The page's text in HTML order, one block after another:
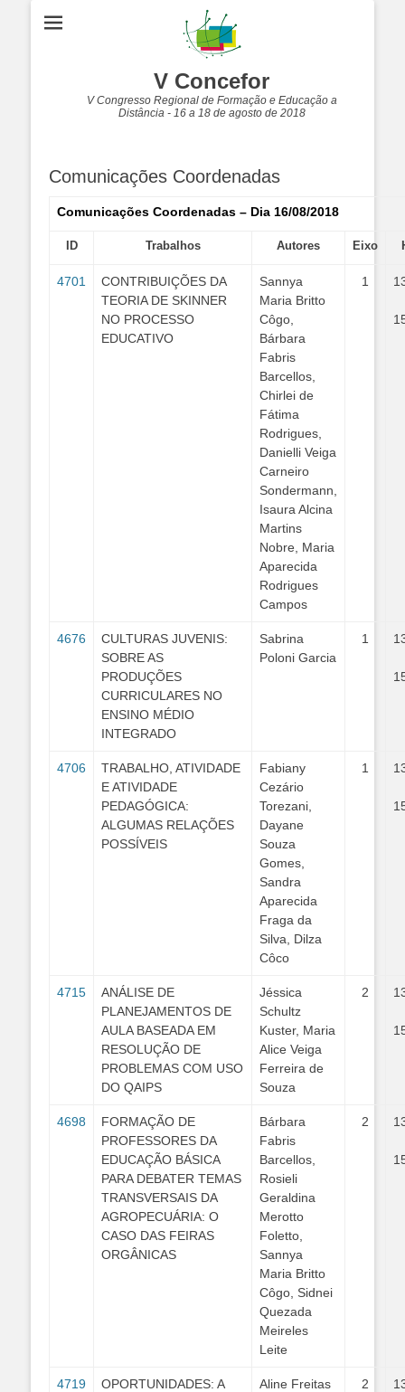
V Concefor
V Congresso Regional de Formação e Educação a
Distância - 16 a 18 de agosto de 2018
Comunicações Coordenadas
Comunicações Coordenadas – Dia 16/08/2018
ID Trabalhos Autores Eixo
4701
CONTRIBUIÇÕES DA
TEORIA DE SKINNER
NO PROCESSO
EDUCATIVO
Sannya
Maria Britto
Côgo,
Bárbara
Fabris
Barcellos,
Chirlei de
Fátima
Rodrigues,
Danielli Veiga
Carneiro
Sondermann,
Isaura Alcina
Martins
Nobre, Maria
Aparecida
Rodrigues
Campos
1
4676
CULTURAS JUVENIS:
SOBRE AS
PRODUÇÕES
CURRICULARES NO
ENSINO MÉDIO
INTEGRADO
Sabrina
Poloni Garcia
1
4706
TRABALHO, ATIVIDADE
E ATIVIDADE
PEDAGÓGICA:
ALGUMAS RELAÇÕES
POSSÍVEIS
Fabiany
Cezário
Torezani,
Dayane
Souza
Gomes,
Sandra
Aparecida
Fraga da
Silva, Dilza
Côco
1
4715
ANÁLISE DE
PLANEJAMENTOS DE
AULA BASEADA EM
RESOLUÇÃO DE
PROBLEMAS COM USO
DO QAIPS
Jéssica
Schultz
Kuster, Maria
Alice Veiga
Ferreira de
Souza
2
4698
FORMAÇÃO DE
PROFESSORES DA
EDUCAÇÃO BÁSICA
PARA DEBATER TEMAS
TRANSVERSAIS DA
AGROPECUÁRIA: O
CASO DAS FEIRAS
ORGÂNICAS
Bárbara
Fabris
Barcellos,
Rosieli
Geraldina
Merotto
Foletto,
Sannya
Maria Britto
Côgo, Sidnei
Quezada
Meireles
Leite
2
4719
OPORTUNIDADES: A
Aline Freitas
2